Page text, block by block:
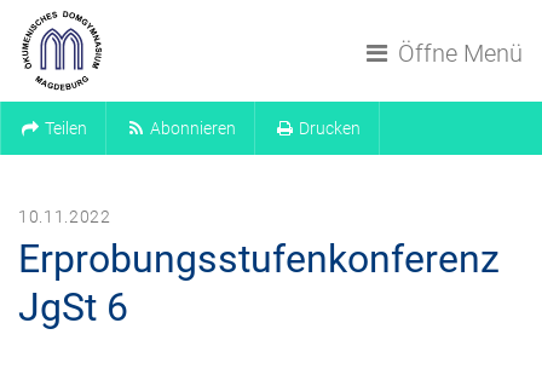
Öffne Menü
Teilen Abonnieren Drucken
10.11.2022
Erprobungsstufenkonferenz
JgSt 6